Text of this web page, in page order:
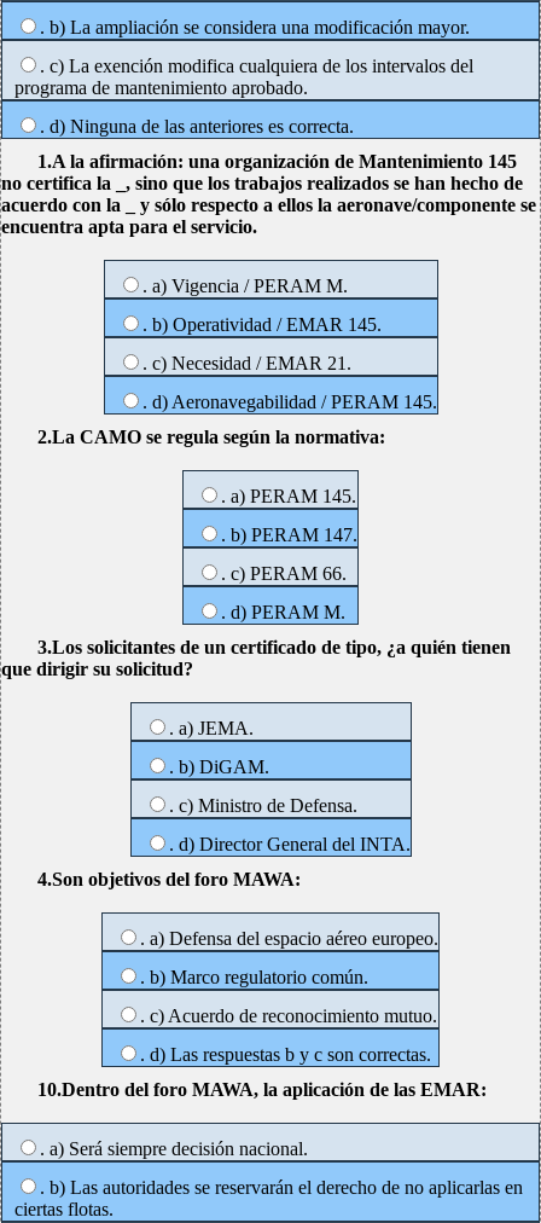
. b) La ampliación se considera una modificación mayor.
. c) La exención modifica cualquiera de los intervalos del
programa de mantenimiento aprobado.
. d) Ninguna de las anteriores es correcta.
1.A la afirmación: una organización de Mantenimiento 145
no certifica la _, sino que los trabajos realizados se han hecho de
acuerdo con la _ y sólo respecto a ellos la aeronave/componente se
encuentra apta para el servicio.
. a) Vigencia / PERAM M.
. b) Operatividad / EMAR 145.
. c) Necesidad / EMAR 21.
. d) Aeronavegabilidad / PERAM 145.
2.La CAMO se regula según la normativa:
. a) PERAM 145.
. b) PERAM 147.
. c) PERAM 66.
. d) PERAM M.
3.Los solicitantes de un certificado de tipo, ¿a quién tienen
que dirigir su solicitud?
. a) JEMA.
. b) DiGAM.
. c) Ministro de Defensa.
. d) Director General del INTA.
4.Son objetivos del foro MAWA:
. a) Defensa del espacio aéreo europeo.
. b) Marco regulatorio común.
. c) Acuerdo de reconocimiento mutuo.
. d) Las respuestas b y c son correctas.
10.Dentro del foro MAWA, la aplicación de las EMAR:
. a) Será siempre decisión nacional.
. b) Las autoridades se reservarán el derecho de no aplicarlas en
ciertas flotas.